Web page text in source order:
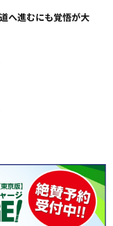
へ進むにも覚悟が大